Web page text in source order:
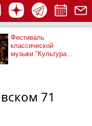
Фестиваль
классической
музыки "Культура
71